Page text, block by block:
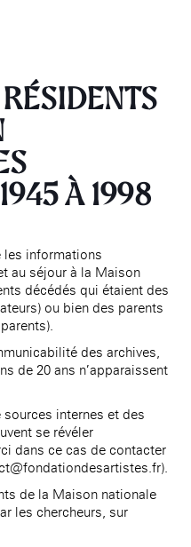
À 1998
les informations
au séjour à la Maison
décédés qui étaient des
ou bien des parents
des archives,
de 20 ans n’apparaissent
internes et des
se révéler
dans ce cas de contacter
de la Maison nationale
les chercheurs, sur
Publics
Accueil
des
Infos
Accueil
Fondation